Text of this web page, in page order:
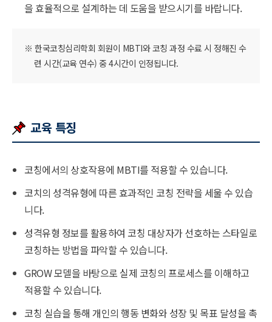
을 효율적으로 설계하는 데 도움을 받으시기를 바랍니다.
※ 한국코칭심리학회 회원이 MBTI와 코칭 과정 수료 시 정해진 수
련 시간(교육 연수) 중 4시간이 인정됩니다.
교육 특징
코칭에서의 상호작용에 MBTI를 적용할 수 있습니다.
코치의 성격유형에 따른 효과적인 코칭 전략을 세울 수 있습
니다.
성격유형 정보를 활용하여 코칭 대상자가 선호하는 스타일로
코칭하는 방법을 파악할 수 있습니다.
GROW 모델을 바탕으로 실제 코칭의 프로세스를 이해하고
적용할 수 있습니다.
코칭 실습을 통해 개인의 행동 변화와 성장 및 목표 달성을 촉